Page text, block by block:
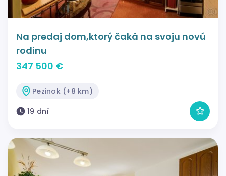
Na predaj dom,ktorý čaká na svoju novú
rodinu
347 500 €
Pezinok (+8 km)
19 dní